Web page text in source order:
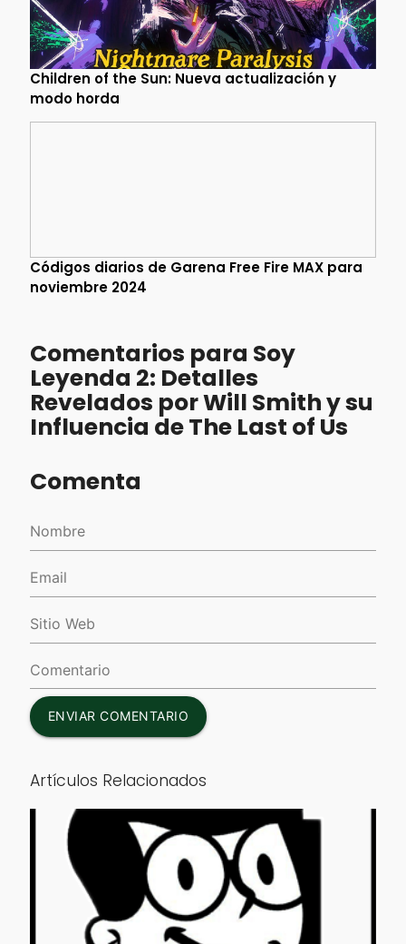
Children of the Sun: Nueva actualización y
modo horda
Códigos diarios de Garena Free Fire MAX para
noviembre 2024
Comentarios para Soy
Leyenda 2: Detalles
Revelados por Will Smith y su
Influencia de The Last of Us
Comenta
ENVIAR COMENTARIO
Artículos Relacionados